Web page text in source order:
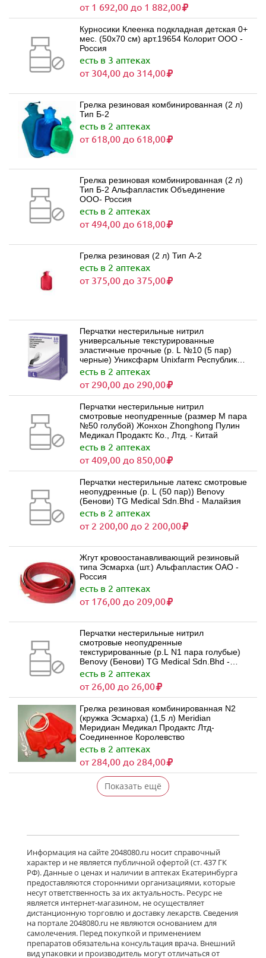
от 1 692,00 до 1 882,00
Курносики Клеенка подкладная детская 0+
мес. (50x70 см) арт.19654 Колорит ООО -
Россия
есть в 3 аптеках
от 304,00 до 314,00
Грелка резиновая комбинированная (2 л)
Тип Б-2
есть в 2 аптеках
от 618,00 до 618,00
Грелка резиновая комбинированная (2 л)
Тип Б-2 Альфапластик Объединение
ООО- Россия
есть в 2 аптеках
от 494,00 до 618,00
Грелка резиновая (2 л) Тип А-2
есть в 2 аптеках
от 375,00 до 375,00
Перчатки нестерильные нитрил
универсальные текстурированные
эластичные прочные (р. L №10 (5 пар)
черные) Униксфарм Unixfarm Республика
Беларусь
есть в 2 аптеках
от 290,00 до 290,00
Перчатки нестерильные нитрил
смотровые неопудренные (размер M пара
№50 голубой) Жонхон Zhonghong Пулин
Медикал Продактс Ко., Лтд. - Китай
есть в 2 аптеках
от 409,00 до 850,00
Перчатки нестерильные латекс смотровые
неопудренные (р. L (50 пар)) Benovy
(Бенови) TG Medical Sdn.Bhd - Малайзия
есть в 2 аптеках
от 2 200,00 до 2 200,00
Жгут кровоостанавливающий резиновый
типа Эсмарха (шт.) Альфапластик ОАО -
Россия
есть в 2 аптеках
от 176,00 до 209,00
Перчатки нестерильные нитрил
смотровые неопудренные
текстурированные (р.L N1 пара голубые)
Benovy (Бенови) TG Medical Sdn.Bhd -
Малайзия
есть в 2 аптеках
от 26,00 до 26,00
Грелка резиновая комбинированная N2
(кружка Эсмарха) (1,5 л) Meridian
Меридиан Медикал Продактс Лтд-
Соединенное Королевство
есть в 2 аптеках
от 284,00 до 284,00
Показать ещё
Информация на сайте 2048080.ru носит справочный
характер и не является публичной офертой (ст. 437 ГК
РФ). Данные о ценах и наличии в аптеках Екатеринбурга
предоставляются сторонними организациями, которые
несут ответственность за их актуальность. Ресурс не
является интернет-магазином, не осуществляет
дистанционную торговлю и доставку лекарств. Сведения
на портале 2048080.ru не являются основанием для
самолечения. Перед покупкой и применением
препаратов обязательна консультация врача. Внешний
вид упаковки и производитель могут отличаться от